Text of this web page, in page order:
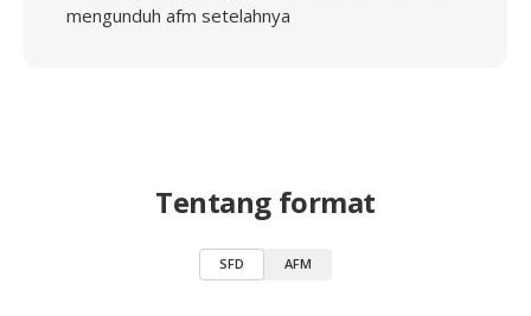
mengunduh afm setelahnya
Tentang format
SFD AFM